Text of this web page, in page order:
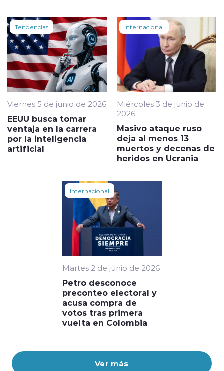
Ver más
Tendencias
Viernes 5 de junio de 2026
EEUU busca tomar
ventaja en la carrera
por la inteligencia
artificial
Internacional
Miércoles 3 de junio de
2026
Masivo ataque ruso
deja al menos 13
muertos y decenas de
heridos en Ucrania
Internacional
Martes 2 de junio de 2026
Petro desconoce
preconteo electoral y
acusa compra de
votos tras primera
vuelta en Colombia